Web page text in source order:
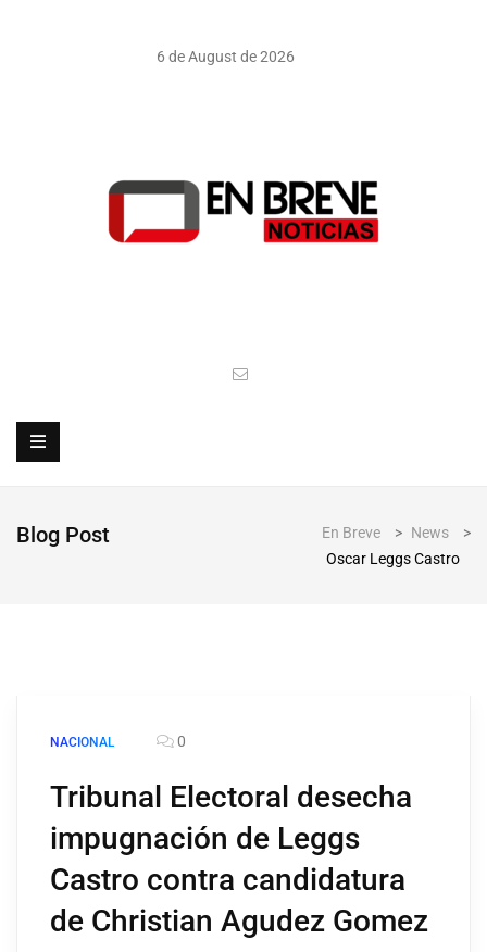
6 de August de 2026
Blog Post En Breve > News
>
Oscar Leggs Castro
NACIONAL 0
Tribunal Electoral desecha
impugnación de Leggs
Castro contra candidatura
de Christian Agudez Gomez